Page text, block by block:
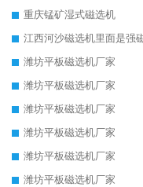
重庆锰矿湿式磁选机
江西河沙磁选机里面是强
潍坊平板磁选机厂家
潍坊平板磁选机厂家
潍坊平板磁选机厂家
潍坊平板磁选机厂家
潍坊平板磁选机厂家
潍坊平板磁选机厂家